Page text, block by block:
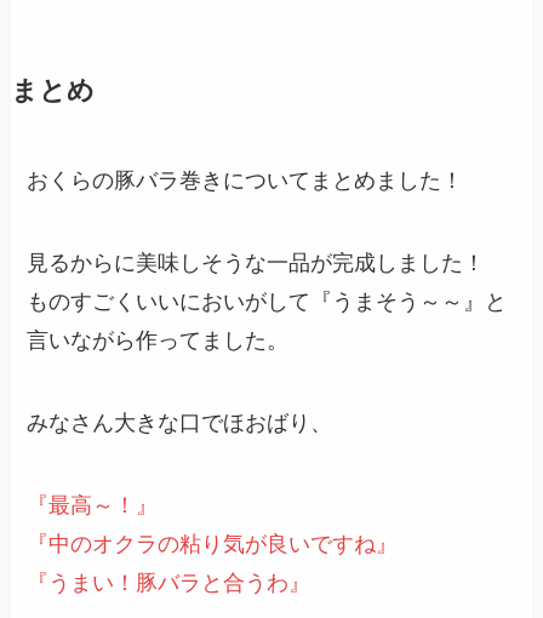
まとめ
おくらの豚バラ巻きについてまとめました！
見るからに美味しそうな一品が完成しました！
ものすごくいいにおいがして『うまそう～～』と
言いながら作ってました。
みなさん大きな口でほおばり、
『最高～！』
『中のオクラの粘り気が良いですね』
『うまい！豚バラと合うわ』